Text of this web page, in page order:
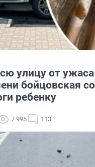
улицу от
бойцовская
ребенку
7 995 113